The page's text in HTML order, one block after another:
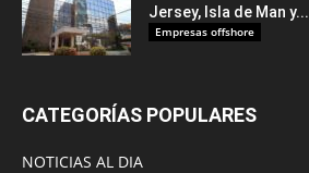
Jersey, Isla de Man y...
Empresas offshore
CATEGORÍAS POPULARES
NOTICIAS AL DIA